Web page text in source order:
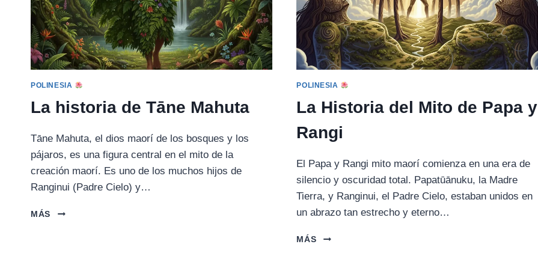
POLINESIA
La historia de Tāne Mahuta
Tāne Mahuta, el dios maorí de los bosques y los
pájaros, es una figura central en el mito de la
creación maorí. Es uno de los muchos hijos de
Ranginui (Padre Cielo) y…
MÁS
LA
POLINESIA
La Historia del Mito de Papa y
Rangi
El Papa y Rangi mito maorí comienza en una era de
silencio y oscuridad total. Papatūānuku, la Madre
Tierra, y Ranginui, el Padre Cielo, estaban unidos en
un abrazo tan estrecho y eterno…
MÁS
LA